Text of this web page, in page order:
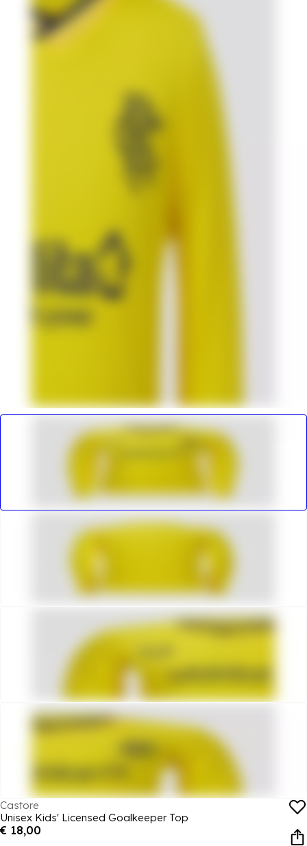
Castore
Unisex Kids' Licensed Goalkeeper Top
€ 18,00